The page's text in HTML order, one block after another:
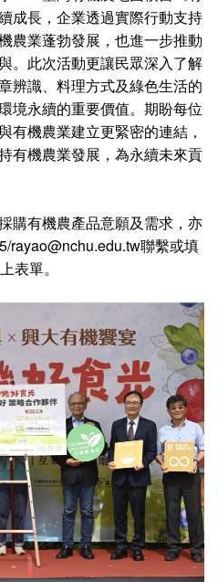
成長，企業透過實際行動支持
農業蓬勃發展，也進一步推動
。此次活動更讓民眾深入了解
辨識、料理方式及綠色生活的
境永續的重要價值。期盼每位
有機農業建立更緊密的連結，
有機農業發展，為永續未來貢
購有機農產品意願及需求，亦
rayao@nchu.edu.tw聯繫或填
表單。